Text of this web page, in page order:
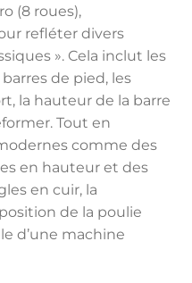
(8 roues),
refléter divers
». Cela inclut les
de pied, les
la hauteur de la barre
Tout en
comme des
en hauteur et des
en cuir, la
de la poulie
d’une machine